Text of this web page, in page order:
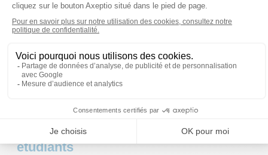
Développement à l’international :Par sa
déployer à l’international. Il fait rayonner
l’expertise de l’Académie du Tourisme hors de
nos frontières.
Un avenir prometteur pour nos
étudiants